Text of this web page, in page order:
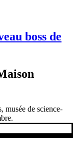
boss de
musée de science-